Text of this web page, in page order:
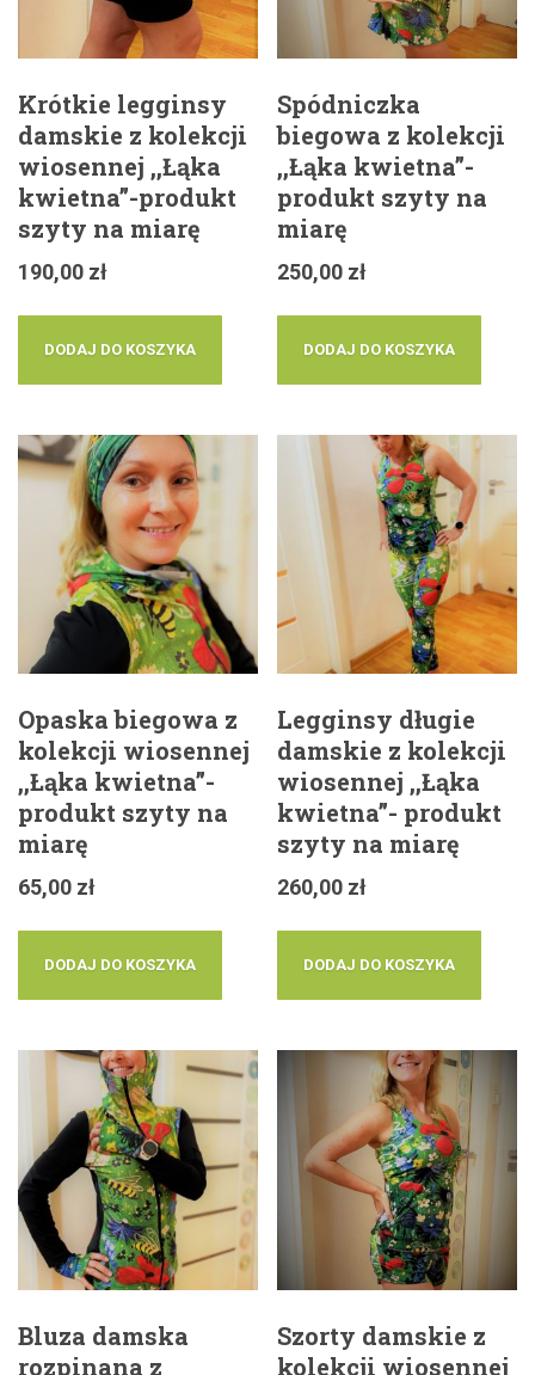
Krótkie legginsy
damskie z kolekcji
wiosennej ,,Łąka
kwietna”-produkt
szyty na miarę
190,00 zł
DODAJ DO KOSZYKA
Spódniczka
biegowa z kolekcji
,,Łąka kwietna”-
produkt szyty na
miarę
250,00 zł
DODAJ DO KOSZYKA
Opaska biegowa z
kolekcji wiosennej
,,Łąka kwietna”-
produkt szyty na
miarę
65,00 zł
DODAJ DO KOSZYKA
Legginsy długie
damskie z kolekcji
wiosennej ,,Łąka
kwietna”- produkt
szyty na miarę
260,00 zł
DODAJ DO KOSZYKA
Bluza damska
rozpinana z
Szorty damskie z
kolekcji wiosennej